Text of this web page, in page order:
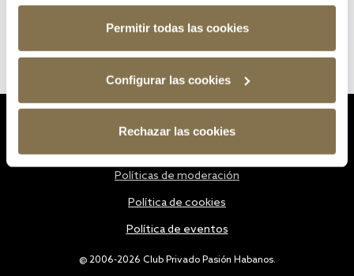
Permitir todas las cookies
Configurar las cookies
Rechazar las cookies
@ 2006-2026 Club Privado Pasión Habanos.
Políticas de moderación
Política de cookies
Política de eventos